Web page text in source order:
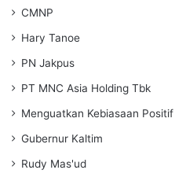
CMNP
Hary Tanoe
PN Jakpus
PT MNC Asia Holding Tbk
Menguatkan Kebiasaan Positif
Gubernur Kaltim
Rudy Mas'ud